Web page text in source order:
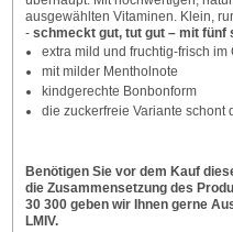
ausgewählten Vitaminen. Klein,
- schmeckt gut, tut gut – mit fünf
extra mild und fruchtig-frisch im
mit milder Mentholnote
kindgerechte Bonbonform
die zuckerfreie Variante schont
Benötigen Sie vor dem Kauf
die Zusammensetzung des
30 300 geben wir Ihnen gerne
LMIV.